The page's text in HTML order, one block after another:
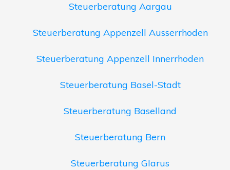
Steuerberatung Aargau
Steuerberatung Appenzell Ausserrhoden
Steuerberatung Appenzell Innerrhoden
Steuerberatung Basel-Stadt
Steuerberatung Baselland
Steuerberatung Bern
Steuerberatung Glarus